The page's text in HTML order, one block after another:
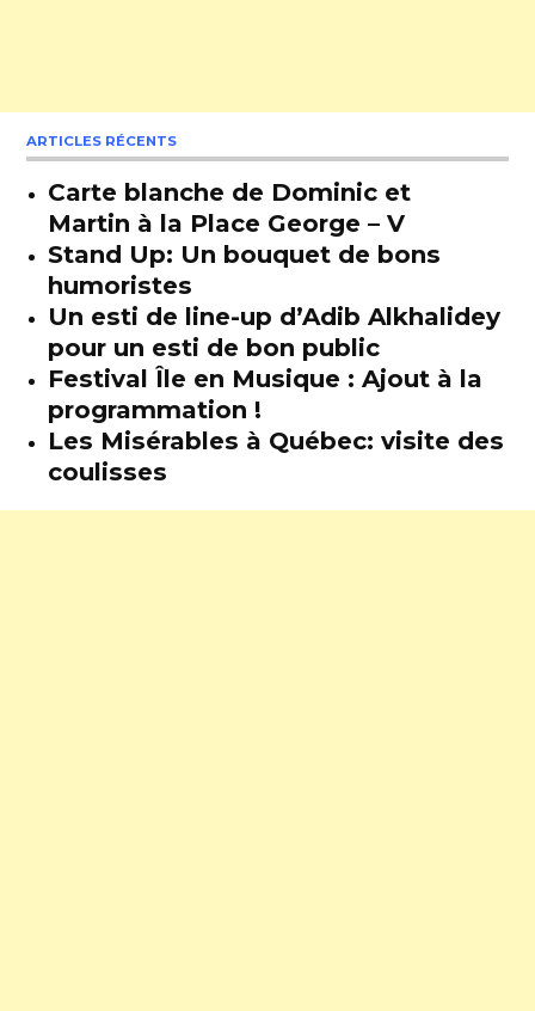
ARTICLES RÉCENTS
Carte blanche de Dominic et
Martin à la Place George – V
Stand Up: Un bouquet de bons
humoristes
Un esti de line-up d’Adib Alkhalidey
pour un esti de bon public
Festival Île en Musique : Ajout à la
programmation !
Les Misérables à Québec: visite des
coulisses